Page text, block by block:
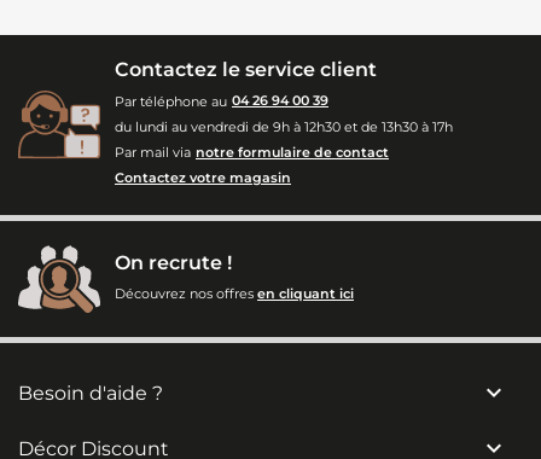
Contactez le service client
Par téléphone au 04 26 94 00 39
du lundi au vendredi de 9h à 12h30 et de 13h30 à 17h
Par mail via notre formulaire de contact
Contactez votre magasin
On recrute !
Découvrez nos offres en cliquant ici
Besoin d'aide ? 
Décor Discount 